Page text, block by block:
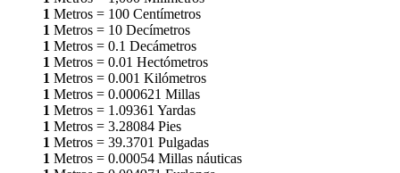
1 Metros = 100 Centímetros
1 Metros = 10 Decímetros
1 Metros = 0.1 Decámetros
1 Metros = 0.01 Hectómetros
1 Metros = 0.001 Kilómetros
1 Metros = 0.000621 Millas
1 Metros = 1.09361 Yardas
1 Metros = 3.28084 Pies
1 Metros = 39.3701 Pulgadas
1 Metros = 0.00054 Millas náuticas